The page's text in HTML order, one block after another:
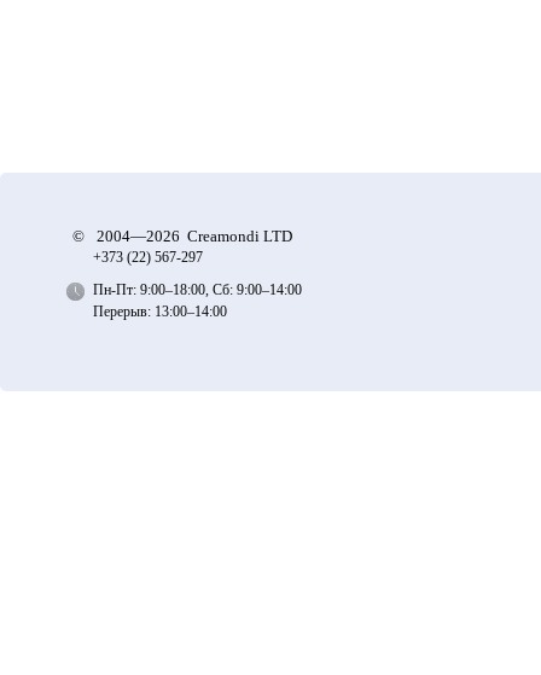
© 2004—2026 Creamondi LTD
+373 (22) 567-297
Пн-Пт: 9:00–18:00, Сб: 9:00–14:00
Перерыв: 13:00–14:00